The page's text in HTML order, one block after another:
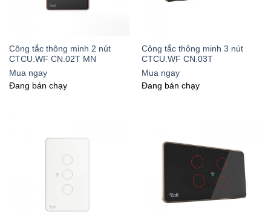
Công tắc thông minh 2 nút
CTCU.WF CN.02T MN
Mua ngay
Đang bán chạy
Công tắc thông minh 3 nút
CTCU.WF CN.03T
Mua ngay
Đang bán chạy